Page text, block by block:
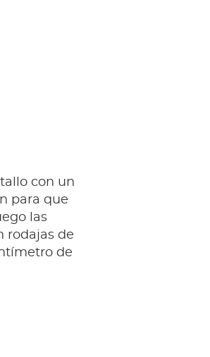
con un
para que
las
rodajas de
de